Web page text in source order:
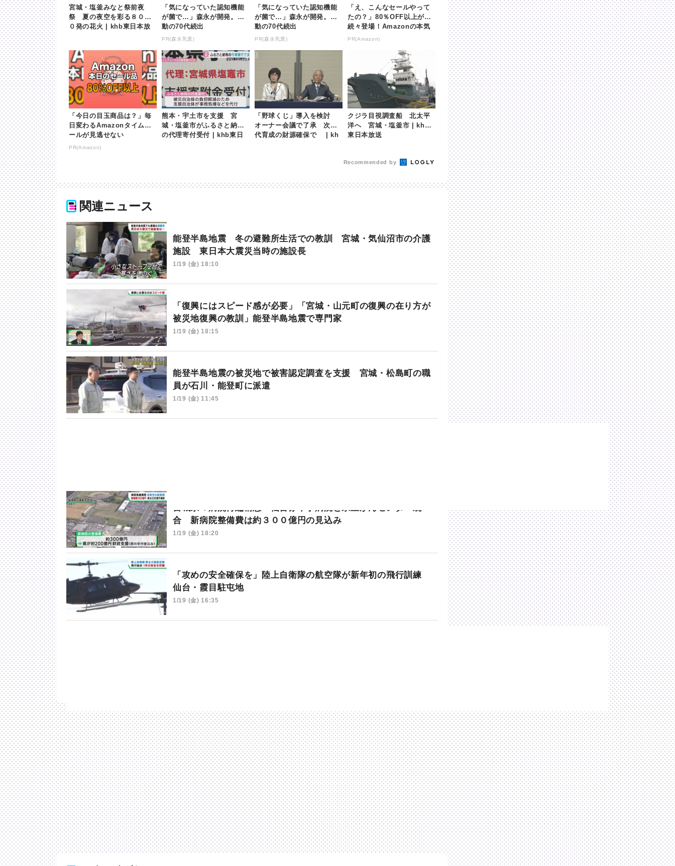
宮城・塩釜みなと祭前夜
祭 夏の夜空を彩る８００
０発の花火 | khb東日本放
「気になっていた認知機能
が菌で…」森永が開発。感
動の70代続出
PR(森永乳業)
「気になっていた認知機能
が菌で…」森永が開発。感
動の70代続出
PR(森永乳業)
「え、こんなセールやって
たの？」80％OFF以上が
続々登場！Amazonの本気
が凄すぎる
PR(Amazon)
「今日の目玉商品は？」毎
日変わるAmazonタイムセ
ールが見逃せない
PR(Amazon)
熊本・宇土市を支援 宮
城・塩釜市がふるさと納税
の代理寄付受付 | khb東日
「野球くじ」導入を検討
オーナー会議で了承 次世
代育成の財源確保で | kh
クジラ目視調査船 北太平
洋へ 宮城・塩釜市 | khb
東日本放送
Recommended by
関連ニュース
能登半島地震 冬の避難所生活での教訓 宮城・気仙沼市の介護
施設 東日本大震災当時の施設長
1/19 (金) 18:10
「復興にはスピード感が必要」「宮城・山元町の復興の在り方が
被災地復興の教訓」能登半島地震で専門家
1/19 (金) 18:15
能登半島地震の被災地で被害認定調査を支援 宮城・松島町の職
員が石川・能登町に派遣
1/19 (金) 11:45
宮城県４病院再編構想 仙台赤十字病院と県立がんセンター統
合 新病院整備費は約３００億円の見込み
1/19 (金) 18:20
「攻めの安全確保を」陸上自衛隊の航空隊が新年初の飛行訓練
仙台・霞目駐屯地
1/19 (金) 16:35